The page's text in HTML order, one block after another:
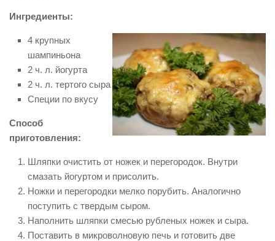
Ингредиенты:
4 крупных
шампиньона
2 ч. л. йогурта
2 ч. л. тертого сыра
Специи по вкусу
Способ
приготовления:
Шляпки очистить от ножек и перегородок. Внутри
смазать йогуртом и присолить.
Ножки и перегородки мелко порубить. Аналогично
поступить с твердым сыром.
Наполнить шляпки смесью рубленых ножек и сыра.
Поставить в микроволновую печь и готовить две